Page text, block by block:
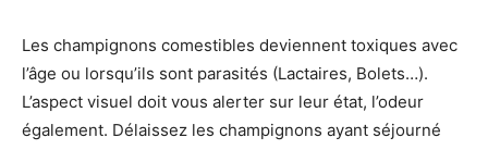
Les champignons comestibles deviennent toxiques avec
l’âge ou lorsqu’ils sont parasités (Lactaires, Bolets…).
L’aspect visuel doit vous alerter sur leur état, l’odeur
également. Délaissez les champignons ayant séjourné